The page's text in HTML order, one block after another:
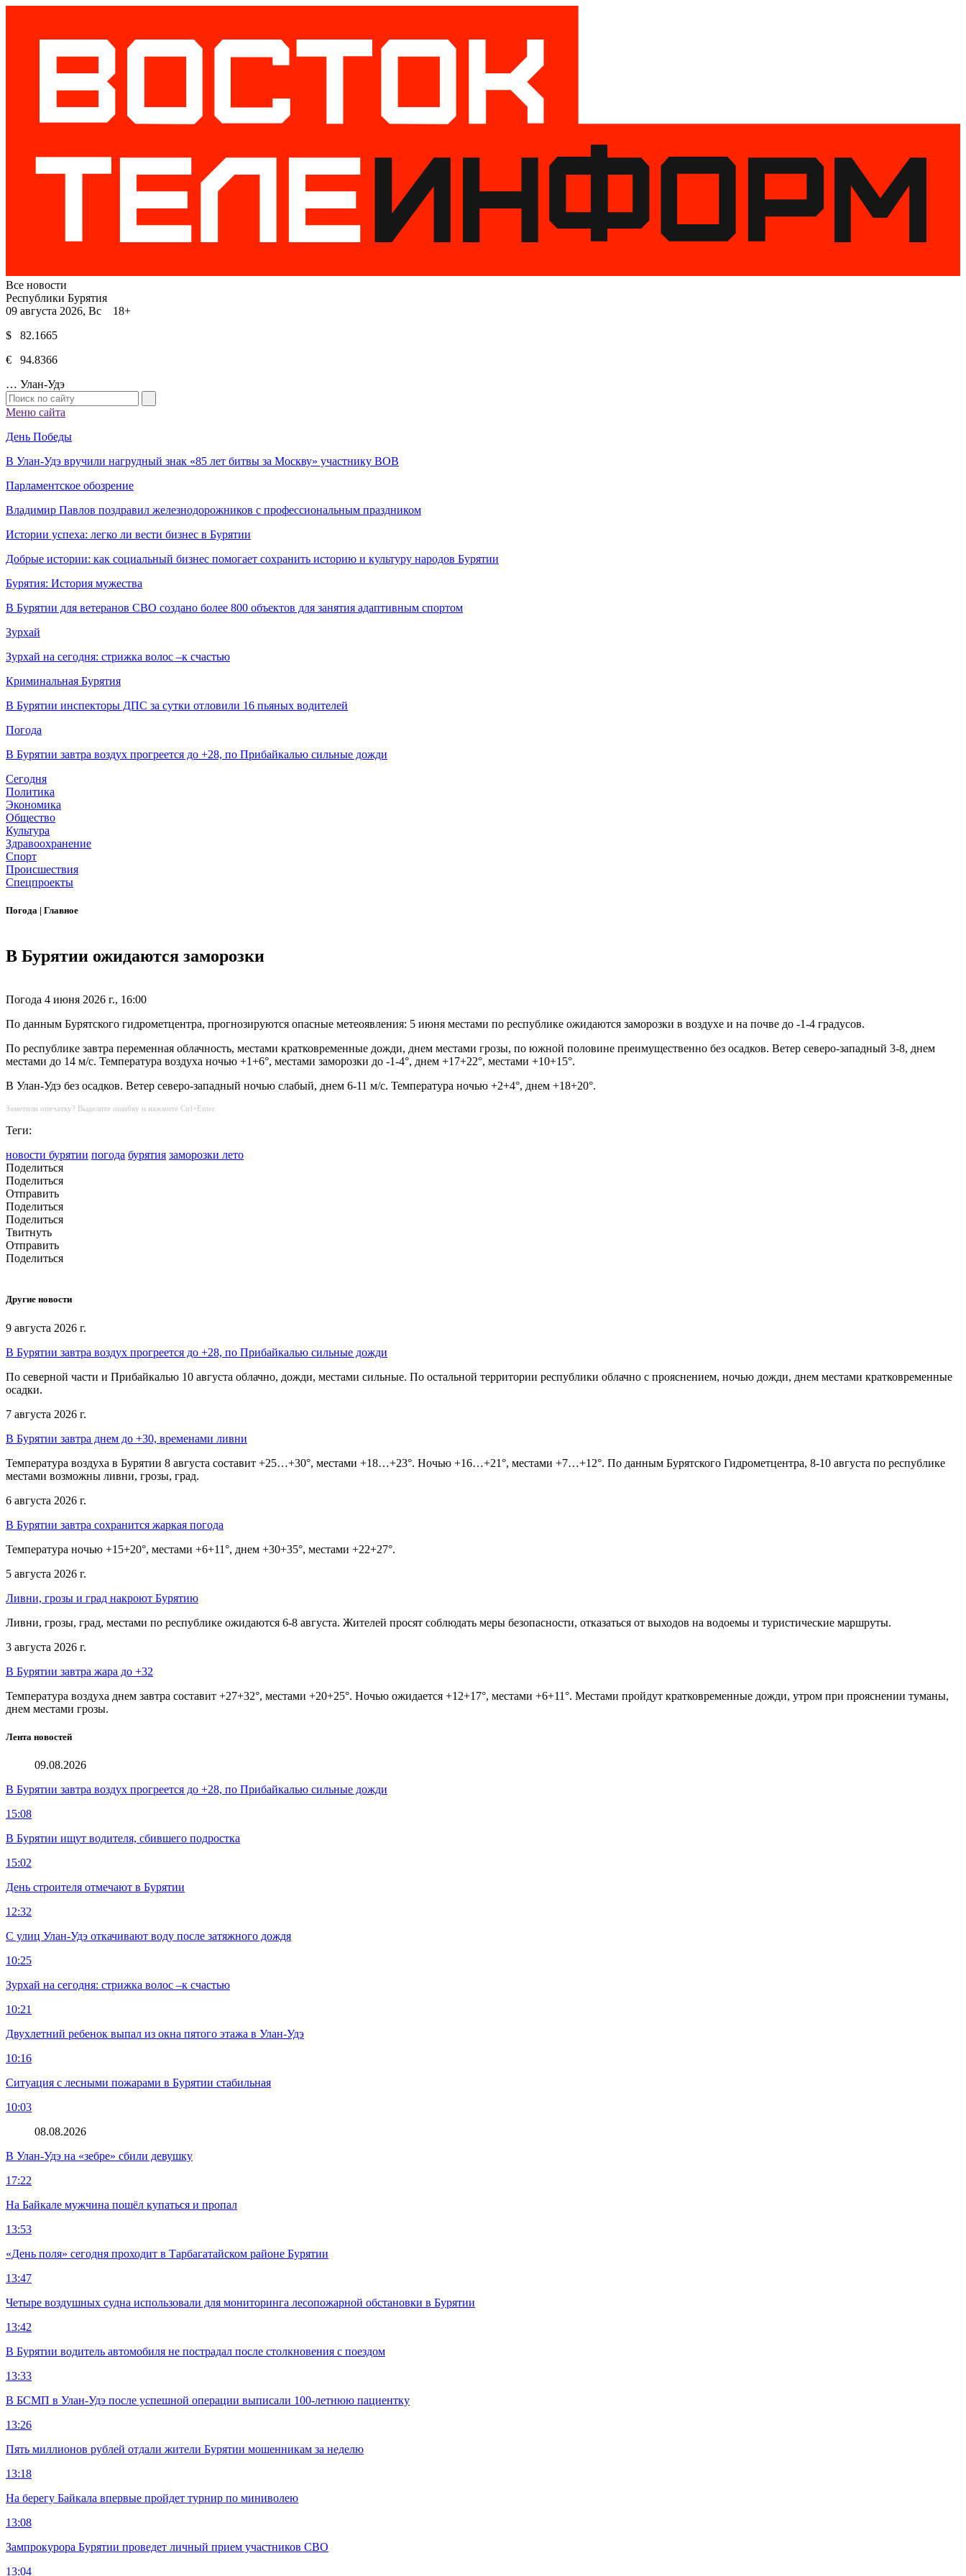
Все новости
Республики Бурятия
09 августа 2026, Вс 18+
$ 82.1665
€ 94.8366
… Улан-Удэ
Меню сайта
День Победы
В Улан-Удэ вручили нагрудный знак «85 лет битвы за Москву» участнику ВОВ
Парламентское обозрение
Владимир Павлов поздравил железнодорожников с профессиональным праздником
Истории успеха: легко ли вести бизнес в Бурятии
Добрые истории: как социальный бизнес помогает сохранить историю и культуру народов Бурятии
Бурятия: История мужества
В Бурятии для ветеранов СВО создано более 800 объектов для занятия адаптивным спортом
Зурхай
Зурхай на сегодня: стрижка волос –к счастью
Криминальная Бурятия
В Бурятии инспекторы ДПС за сутки отловили 16 пьяных водителей
Погода
В Бурятии завтра воздух прогреется до +28, по Прибайкалью сильные дожди
Сегодня
Политика
Экономика
Общество
Культура
Здравоохранение
Спорт
Происшествия
Спецпроекты
Погода | Главное
В Бурятии ожидаются заморозки
Погода 4 июня 2026 г., 16:00
По данным Бурятского гидрометцентра, прогнозируются опасные метеоявления: 5 июня местами по республике ожидаются заморозки в воздухе и на почве до -1-4 градусов.
По республике завтра переменная облачность, местами кратковременные дожди, днем местами грозы, по южной половине преимущественно без осадков. Ветер северо-западный 3-8, днем
местами до 14 м/с. Температура воздуха ночью +1+6°, местами заморозки до -1-4°, днем +17+22°, местами +10+15°.
В Улан-Удэ без осадков. Ветер северо-западный ночью слабый, днем 6-11 м/с. Температура ночью +2+4°, днем +18+20°.
Заметили опечатку? Выделите ошибку и нажмите Ctrl+Enter.
Теги:
новости бурятии погода бурятия заморозки лето
Поделиться
Поделиться
Отправить
Поделиться
Поделиться
Твитнуть
Отправить
Поделиться
Другие новости
9 августа 2026 г.
В Бурятии завтра воздух прогреется до +28, по Прибайкалью сильные дожди
По северной части и Прибайкалью 10 августа облачно, дожди, местами сильные. По остальной территории республики облачно с прояснением, ночью дожди, днем местами кратковременные
осадки.
7 августа 2026 г.
В Бурятии завтра днем до +30, временами ливни
Температура воздуха в Бурятии 8 августа составит +25…+30°, местами +18…+23°. Ночью +16…+21°, местами +7…+12°. По данным Бурятского Гидрометцентра, 8-10 августа по республике
местами возможны ливни, грозы, град.
6 августа 2026 г.
В Бурятии завтра сохранится жаркая погода
Температура ночью +15+20°, местами +6+11°, днем +30+35°, местами +22+27°.
5 августа 2026 г.
Ливни, грозы и град накроют Бурятию
Ливни, грозы, град, местами по республике ожидаются 6-8 августа. Жителей просят соблюдать меры безопасности, отказаться от выходов на водоемы и туристические маршруты.
3 августа 2026 г.
В Бурятии завтра жара до +32
Температура воздуха днем завтра составит +27+32°, местами +20+25°. Ночью ожидается +12+17°, местами +6+11°. Местами пройдут кратковременные дожди, утром при прояснении туманы,
днем местами грозы.
Лента новостей
09.08.2026
В Бурятии завтра воздух прогреется до +28, по Прибайкалью сильные дожди
15:08
В Бурятии ищут водителя, сбившего подростка
15:02
День строителя отмечают в Бурятии
12:32
С улиц Улан-Удэ откачивают воду после затяжного дождя
10:25
Зурхай на сегодня: стрижка волос –к счастью
10:21
Двухлетний ребенок выпал из окна пятого этажа в Улан-Удэ
10:16
Ситуация с лесными пожарами в Бурятии стабильная
10:03
08.08.2026
В Улан-Удэ на «зебре» сбили девушку
17:22
На Байкале мужчина пошёл купаться и пропал
13:53
«День поля» сегодня проходит в Тарбагатайском районе Бурятии
13:47
Четыре воздушных судна использовали для мониторинга лесопожарной обстановки в Бурятии
13:42
В Бурятии водитель автомобиля не пострадал после столкновения с поездом
13:33
В БСМП в Улан-Удэ после успешной операции выписали 100-летнюю пациентку
13:26
Пять миллионов рублей отдали жители Бурятии мошенникам за неделю
13:18
На берегу Байкала впервые пройдет турнир по миниволею
13:08
Зампрокурора Бурятии проведет личный прием участников СВО
13:04